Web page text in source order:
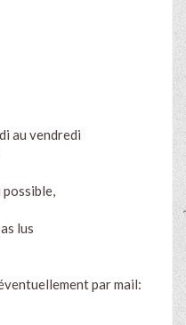
au vendredi
possible,
lus
par mail: